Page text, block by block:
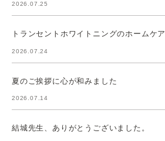
2026.07.25
トランセントホワイトニングのホームケア
2026.07.24
夏のご挨拶に心が和みました
2026.07.14
結城先生、ありがとうございました。